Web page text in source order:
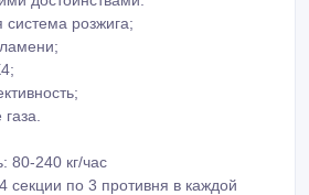
розжига;
80-240 кг/час
секции по 3 противня в каждой